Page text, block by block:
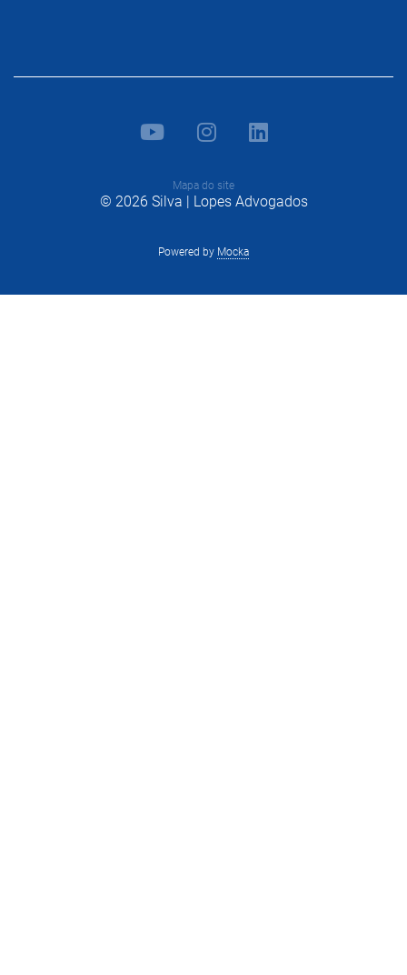
Mapa do site
© 2026 Silva | Lopes Advogados
Powered by Mocka